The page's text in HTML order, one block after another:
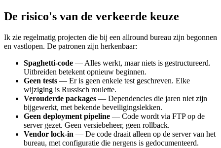
De risico's van de verkeerde keuze
Ik zie regelmatig projecten die bij een allround bureau zijn begonnen
en vastlopen. De patronen zijn herkenbaar:
Spaghetti-code — Alles werkt, maar niets is gestructureerd.
Uitbreiden betekent opnieuw beginnen.
Geen tests — Er is geen enkele test geschreven. Elke
wijziging is Russisch roulette.
Verouderde packages — Dependencies die jaren niet zijn
bijgewerkt, met bekende beveiligingslekken.
Geen deployment pipeline — Code wordt via FTP op de
server gezet. Geen versiebeheer, geen rollback.
Vendor lock-in — De code draait alleen op de server van het
bureau, met configuratie die nergens is gedocumenteerd.